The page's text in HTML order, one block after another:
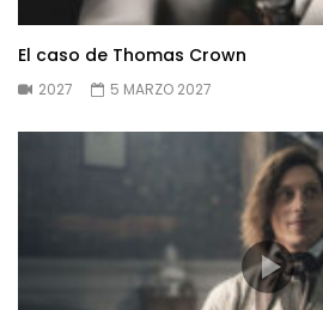
El caso de Thomas Crown
2027 5 MARZO 2027